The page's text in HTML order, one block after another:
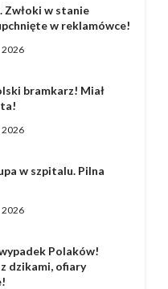
Zwłoki w stanie
w reklamówce!
2026
bramkarz! Miał
2026
w szpitalu. Pilna
2026
Polaków!
dzikami, ofiary